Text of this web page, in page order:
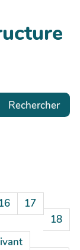
16
17
18